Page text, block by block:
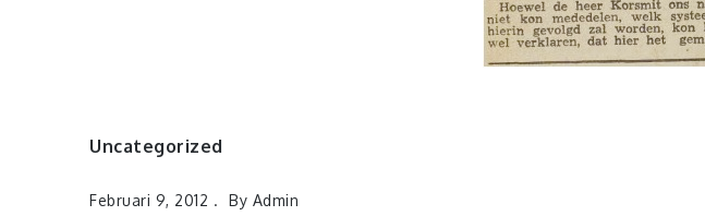
Uncategorized
Februari 9, 2012 By Admin